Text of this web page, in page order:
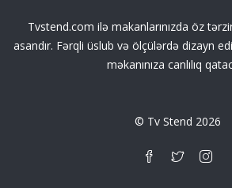
Tvstend.com ilə makanlarınızda öz
asandır. Fərqli üslub və ölçülərdə dizayn
məkanınıza canlılıq
© Tv Stend 2026